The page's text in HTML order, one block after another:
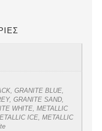
GRANITE BLUE,
GRANITE SAND,
WHITE, METALLIC
ICE, METALLIC